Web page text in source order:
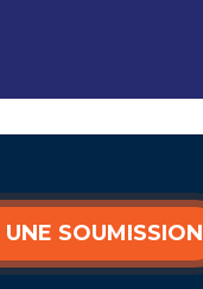
SOUMISSION